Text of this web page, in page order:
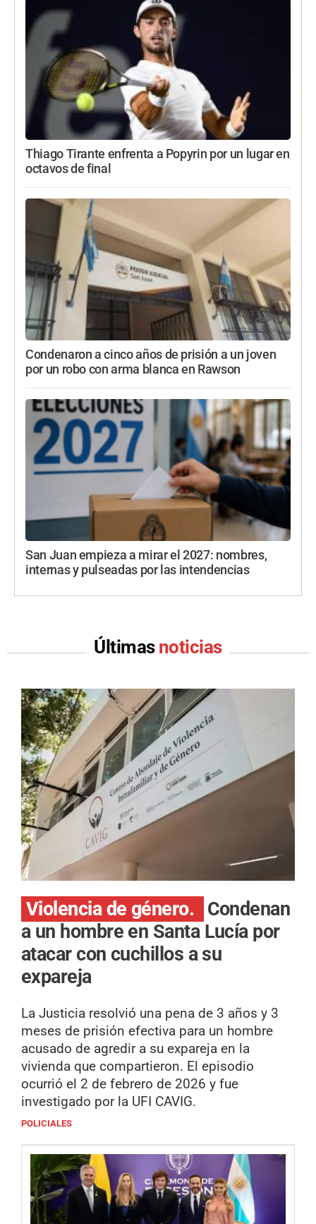
Thiago Tirante enfrenta a Popyrin por un lugar en
octavos de final
Condenaron a cinco años de prisión a un joven
por un robo con arma blanca en Rawson
San Juan empieza a mirar el 2027: nombres,
internas y pulseadas por las intendencias
Últimas noticias
Violencia de género.
Condenan
a un hombre en Santa Lucía por
atacar con cuchillos a su
expareja
La Justicia resolvió una pena de 3 años y 3
meses de prisión efectiva para un hombre
acusado de agredir a su expareja en la
vivienda que compartieron. El episodio
ocurrió el 2 de febrero de 2026 y fue
investigado por la UFI CAVIG.
POLICIALES